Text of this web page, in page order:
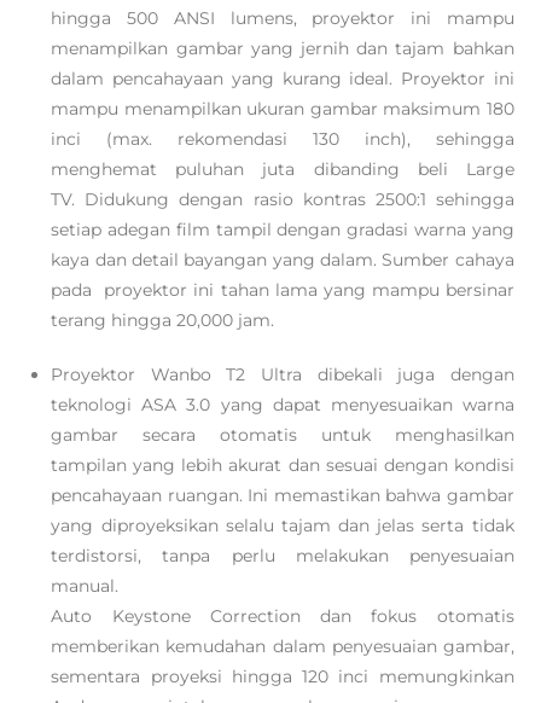
hingga 500 ANSI lumens, proyektor ini mampu
menampilkan gambar yang jernih dan tajam bahkan
dalam pencahayaan yang kurang ideal. Proyektor ini
mampu menampilkan ukuran gambar maksimum 180
inci (max. rekomendasi 130 inch), sehingga
menghemat puluhan juta dibanding beli Large
TV. Didukung dengan rasio kontras 2500:1 sehingga
setiap adegan film tampil dengan gradasi warna yang
kaya dan detail bayangan yang dalam. Sumber cahaya
pada proyektor ini tahan lama yang mampu bersinar
terang hingga 20,000 jam.
Proyektor Wanbo T2 Ultra dibekali juga dengan
teknologi ASA 3.0 yang dapat menyesuaikan warna
gambar secara otomatis untuk menghasilkan
tampilan yang lebih akurat dan sesuai dengan kondisi
pencahayaan ruangan. Ini memastikan bahwa gambar
yang diproyeksikan selalu tajam dan jelas serta tidak
terdistorsi, tanpa perlu melakukan penyesuaian
manual.
Auto Keystone Correction dan fokus otomatis
memberikan kemudahan dalam penyesuaian gambar,
sementara proyeksi hingga 120 inci memungkinkan